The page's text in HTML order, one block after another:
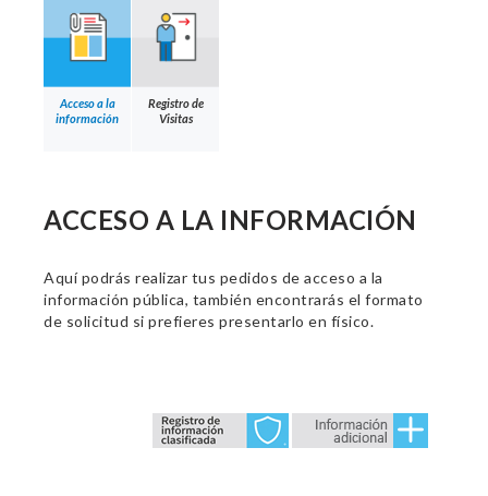
Acceso a la
información
Registro de
Visitas
ACCESO A LA INFORMACIÓN
Aquí podrás realizar tus pedidos de acceso a la
información pública, también encontrarás el formato
de solicitud si prefieres presentarlo en físico.